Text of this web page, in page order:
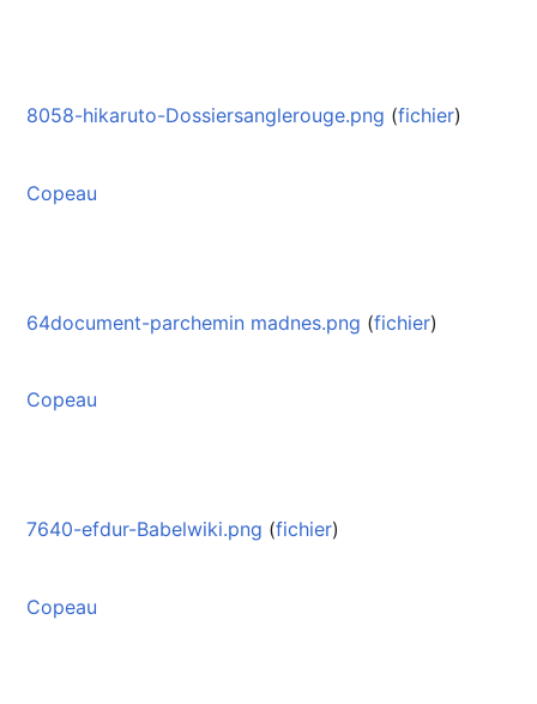
8058-hikaruto-Dossiersanglerouge.png (fichier)
Copeau
64document-parchemin madnes.png (fichier)
Copeau
7640-efdur-Babelwiki.png (fichier)
Copeau